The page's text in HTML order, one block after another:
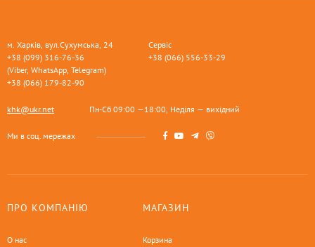
м. Харків, вул.Сухумська, 24
+38 (099) 316-76-36
(Viber, WhatsApp, Telegram)
+38 (066) 179-82-90
Сервіс
+38 (066) 556-33-29
khk@ukr.net Пн-Сб 09:00 —18:00, Неділя — вихідний
Ми в соц. мережах
ПРО КОМПАНІЮ
О нас
МАГАЗИН
Корзина